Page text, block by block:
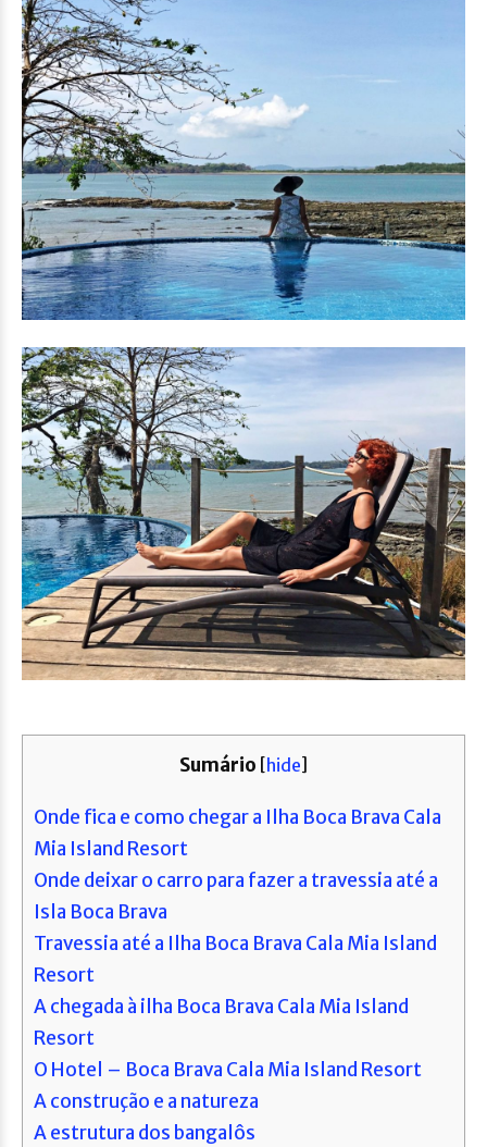
Sumário [hide]
Onde fica e como chegar a Ilha Boca Brava Cala
Mia Island Resort
Onde deixar o carro para fazer a travessia até a
Isla Boca Brava
Travessia até a Ilha Boca Brava Cala Mia Island
Resort
A chegada à ilha Boca Brava Cala Mia Island
Resort
O Hotel – Boca Brava Cala Mia Island Resort
A construção e a natureza
A estrutura dos bangalôs